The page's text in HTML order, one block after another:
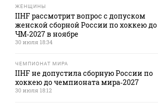
ЖЕНЩИНЫ
IIHF рассмотрит вопрос с допуском
женской сборной России по хоккею до
ЧМ‑2027 в ноябре
30 июля 18:34
ЧЕМПИОНАТ МИРА
IIHF не допустила сборную России по
хоккею до чемпионата мира‑2027
30 июля 18:12